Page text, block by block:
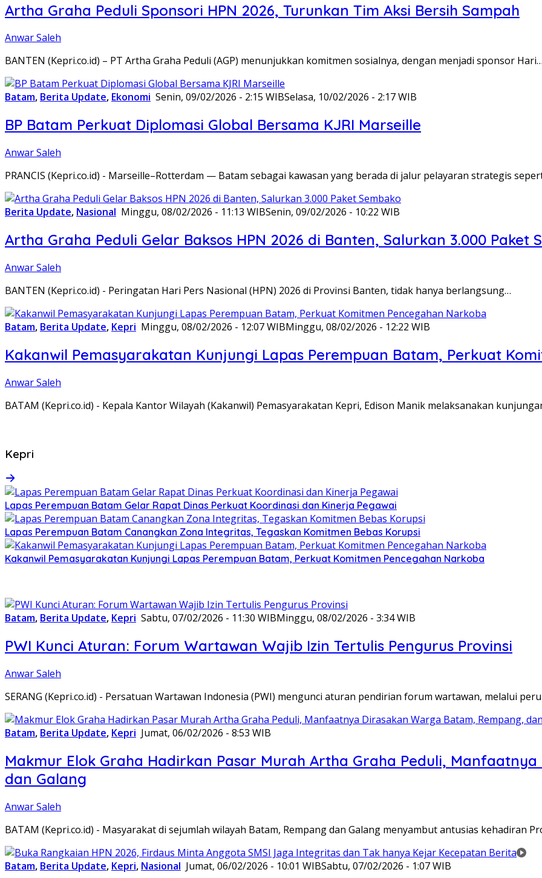
Artha Graha Peduli Sponsori HPN 2026, Turunkan Tim Aksi Bersih Sampah
Anwar Saleh
BANTEN (Kepri.co.id) – PT Artha Graha Peduli (AGP) menunjukkan komitmen sosialnya, dengan menjadi sponsor Hari…
Batam, Berita Update, Ekonomi Senin, 09/02/2026 - 2:15 WIBSelasa, 10/02/2026 - 2:17 WIB
BP Batam Perkuat Diplomasi Global Bersama KJRI Marseille
Anwar Saleh
PRANCIS (Kepri.co.id) - Marseille–Rotterdam — Batam sebagai kawasan yang berada di jalur pelayaran strategis
Berita Update, Nasional Minggu, 08/02/2026 - 11:13 WIBSenin, 09/02/2026 - 10:22 WIB
Artha Graha Peduli Gelar Baksos HPN 2026 di Banten, Salurkan 3.000 Paket
Anwar Saleh
BANTEN (Kepri.co.id) - Peringatan Hari Pers Nasional (HPN) 2026 di Provinsi Banten, tidak hanya berlangsung…
Batam, Berita Update, Kepri Minggu, 08/02/2026 - 12:07 WIBMinggu, 08/02/2026 - 12:22 WIB
Kakanwil Pemasyarakatan Kunjungi Lapas Perempuan Batam, Perkuat
Anwar Saleh
BATAM (Kepri.co.id) - Kepala Kantor Wilayah (Kakanwil) Pemasyarakatan Kepri, Edison Manik melaksanakan
Kepri
Lapas Perempuan Batam Gelar Rapat Dinas Perkuat Koordinasi dan Kinerja Pegawai
Lapas Perempuan Batam Canangkan Zona Integritas, Tegaskan Komitmen Bebas Korupsi
Kakanwil Pemasyarakatan Kunjungi Lapas Perempuan Batam, Perkuat Komitmen Pencegahan Narkoba
Batam, Berita Update, Kepri Sabtu, 07/02/2026 - 11:30 WIBMinggu, 08/02/2026 - 3:34 WIB
PWI Kunci Aturan: Forum Wartawan Wajib Izin Tertulis Pengurus Provinsi
Anwar Saleh
SERANG (Kepri.co.id) - Persatuan Wartawan Indonesia (PWI) mengunci aturan pendirian forum wartawan, melalui
Batam, Berita Update, Kepri Jumat, 06/02/2026 - 8:53 WIB
Makmur Elok Graha Hadirkan Pasar Murah Artha Graha Peduli,
dan Galang
Anwar Saleh
BATAM (Kepri.co.id) - Masyarakat di sejumlah wilayah Batam, Rempang dan Galang menyambut antusias kehadiran
Batam, Berita Update, Kepri, Nasional Jumat, 06/02/2026 - 10:01 WIBSabtu, 07/02/2026 - 1:07 WIB